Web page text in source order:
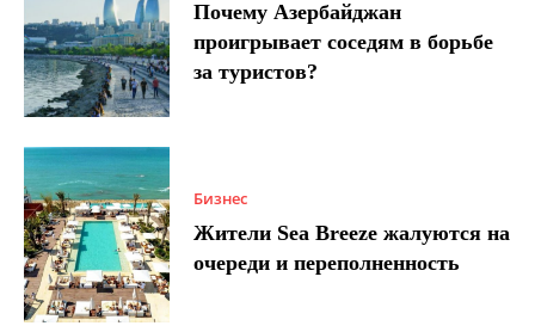
Почему Азербайджан
проигрывает соседям в борьбе
за туристов?
Бизнес
Жители Sea Breeze жалуются на
очереди и переполненность